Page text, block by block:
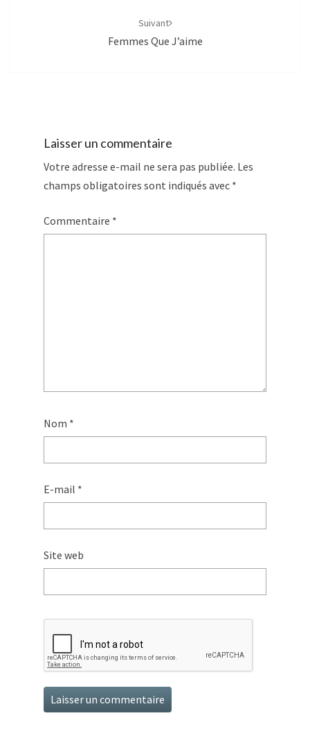
Suivant
Femmes Que J’aime
Laisser un commentaire
Votre adresse e-mail ne sera pas publiée. Les
champs obligatoires sont indiqués avec *
Commentaire *
Nom *
E-mail *
Site web